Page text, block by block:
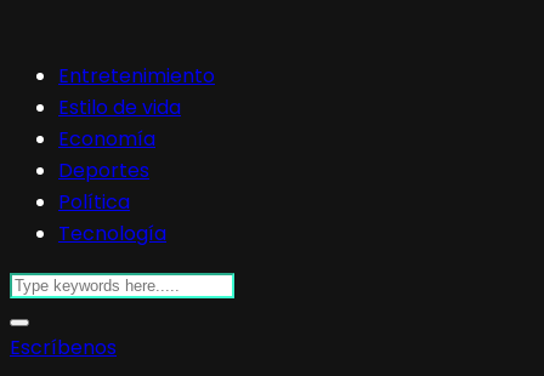
Entretenimiento
Estilo de vida
Economía
Deportes
Política
Tecnología
Escríbenos